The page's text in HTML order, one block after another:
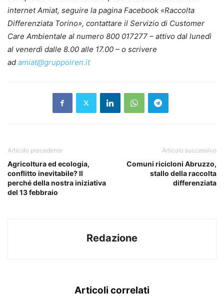
internet Amiat, seguire la pagina Facebook «Raccolta
Differenziata Torino», contattare il Servizio di Customer
Care Ambientale al numero 800 017277 – attivo dal lunedì
al venerdì dalle 8.00 alle 17.00 – o scrivere
ad amiat@gruppoiren.it
Articolo precedente
Agricoltura ed ecologia,
conflitto inevitabile? Il
perché della nostra iniziativa
del 13 febbraio
Articolo successivo
Comuni ricicloni Abruzzo,
stallo della raccolta
differenziata
Redazione
Articoli correlati